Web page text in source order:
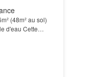
(48m² au sol)
d'eau Cette